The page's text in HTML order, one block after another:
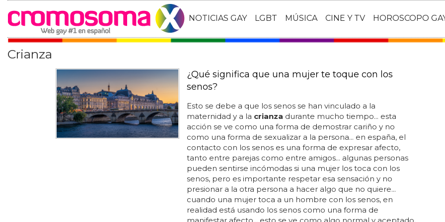
NOTICIAS GAY LGBT MÚSICA CINE Y TV HOROSCOPO
Crianza
¿Qué significa que una mujer te toque con los
senos?
Esto se debe a que los senos se han vinculado a la
maternidad y a la crianza durante mucho tiempo... esta
acción se ve como una forma de demostrar cariño y no
como una forma de sexualizar a la persona... en españa, el
contacto con los senos es una forma de expresar afecto,
tanto entre parejas como entre amigos... algunas personas
pueden sentirse incómodas si una mujer los toca con los
senos, pero es importante respetar esa sensación y no
presionar a la otra persona a hacer algo que no quiere...
cuando una mujer toca a un hombre con los senos, en
realidad está usando los senos como una forma de